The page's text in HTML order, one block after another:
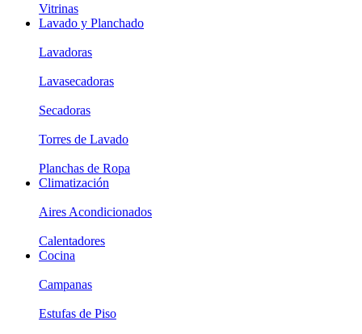
Vitrinas
Lavado y Planchado
Lavadoras
Lavasecadoras
Secadoras
Torres de Lavado
Planchas de Ropa
Climatización
Aires Acondicionados
Calentadores
Cocina
Campanas
Estufas de Piso